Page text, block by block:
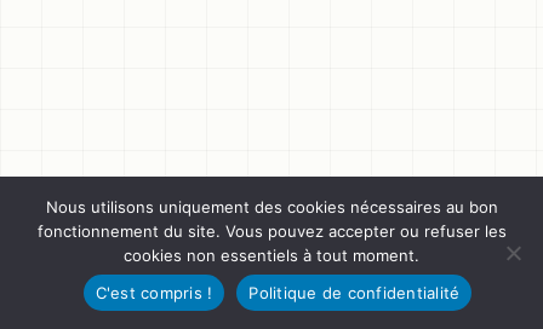
Nous utilisons uniquement des cookies nécessaires au bon
fonctionnement du site. Vous pouvez accepter ou refuser les
cookies non essentiels à tout moment.
C'est compris !
Politique de confidentialité